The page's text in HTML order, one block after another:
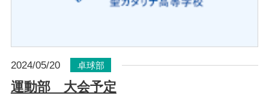
2024/05/20 卓球部
運動部 大会予定